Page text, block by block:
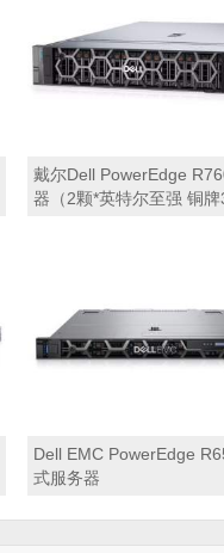
戴尔Dell PowerEdge
器（2颗*英特尔至强 铜
Dell EMC PowerEdge
式服务器